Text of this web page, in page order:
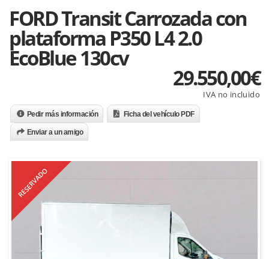
FORD Transit Carrozada con
plataforma P350 L4 2.0
EcoBlue 130cv
29.550,00€
Pedir más información Ficha del vehículo PDF
Enviar a un amigo
RESERVADO